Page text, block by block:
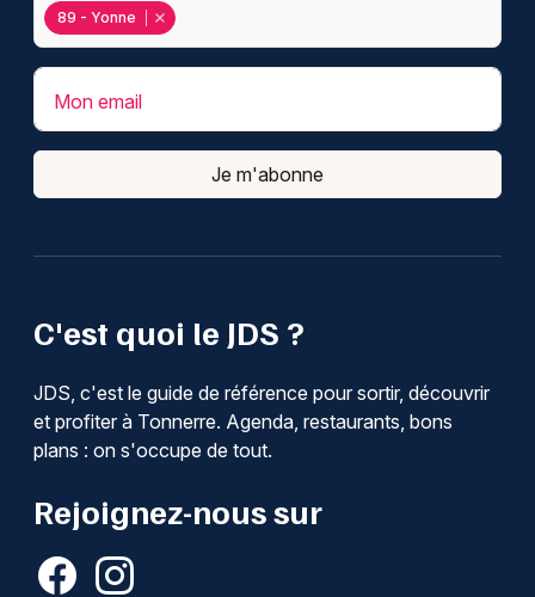
C'est quoi le JDS ?
JDS, c'est le guide de référence pour sortir, découvrir
et profiter à Tonnerre. Agenda, restaurants, bons
plans : on s'occupe de tout.
Rejoignez-nous sur
89 - Yonne
Mon email
Je m'abonne